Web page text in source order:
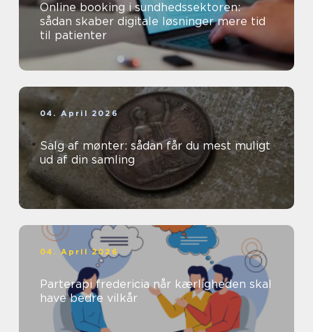
Online booking i sundhedssektoren:
sådan skaber digitale løsninger mere tid
til patienter
04. April 2026
Salg af mønter: sådan får du mest muligt
ud af din samling
04. April 2026
Parterapi fredericia når kærligheden skal
have bedre vilkår